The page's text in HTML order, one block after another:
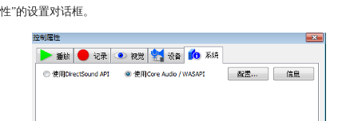
性”的设置对话框。